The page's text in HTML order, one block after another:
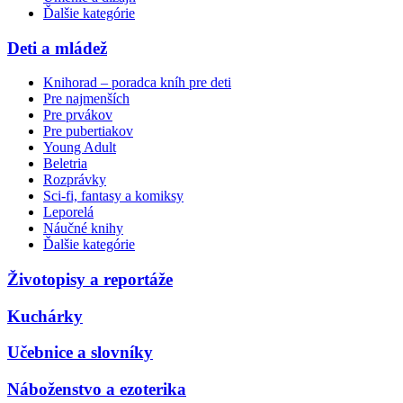
Ďalšie kategórie
Deti a mládež
Knihorad – poradca kníh pre deti
Pre najmenších
Pre prvákov
Pre pubertiakov
Young Adult
Beletria
Rozprávky
Sci-fi, fantasy a komiksy
Leporelá
Náučné knihy
Ďalšie kategórie
Životopisy a reportáže
Kuchárky
Učebnice a slovníky
Náboženstvo a ezoterika